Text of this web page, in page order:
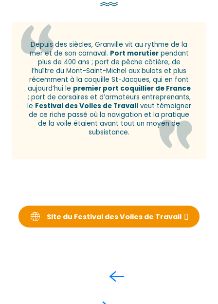
Depuis des siècles, Granville vit au rythme de la
mer et de son carnaval. Port morutierpendant
plus de 400 ans ; port de pêche côtière, de
l’huître du Mont-Saint-Michel aux bulots et plus
récemment à la coquille St-Jacques, qui en font
aujourd’hui le premier port coquillier de France
; port de corsaires et d’armateurs entreprenants,
le Festival des Voiles de Travailveut témoigner
de ce riche passé où la navigation et la pratique
de la voile étaient avant tout un moyen de
subsistance.
Site du Festival des Voiles de Travail